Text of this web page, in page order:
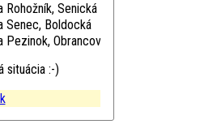
Rohožník, Senická
Senec, Boldocká
Pezinok, Obrancov mieru
situácia :-)